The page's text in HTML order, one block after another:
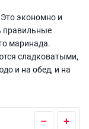
экономно и
правильные
маринада.
сладковатыми,
и на обед, и на
– +